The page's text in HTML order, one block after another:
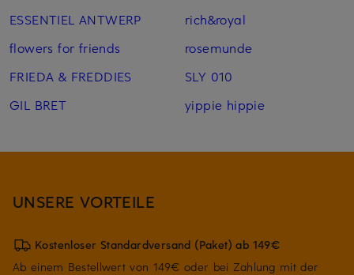
ESSENTIEL ANTWERP
flowers for friends
FRIEDA & FREDDIES
GIL BRET
rich&royal
rosemunde
SLY 010
yippie hippie
UNSERE VORTEILE
Kostenloser Standardversand (Paket) ab 149€
Ab einem Bestellwert von 149€ oder bei Zahlung mit der